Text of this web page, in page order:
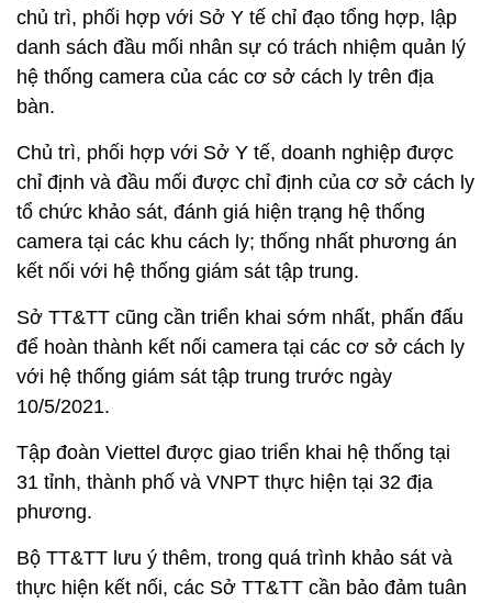
chủ trì, phối hợp với Sở Y tế chỉ đạo tổng hợp, lập
danh sách đầu mối nhân sự có trách nhiệm quản lý
hệ thống camera của các cơ sở cách ly trên địa
bàn.
Chủ trì, phối hợp với Sở Y tế, doanh nghiệp được
chỉ định và đầu mối được chỉ định của cơ sở cách ly
tổ chức khảo sát, đánh giá hiện trạng hệ thống
camera tại các khu cách ly; thống nhất phương án
kết nối với hệ thống giám sát tập trung.
Sở TT&TT cũng cần triển khai sớm nhất, phấn đấu
để hoàn thành kết nối camera tại các cơ sở cách ly
với hệ thống giám sát tập trung trước ngày
10/5/2021.
Tập đoàn Viettel được giao triển khai hệ thống tại
31 tỉnh, thành phố và VNPT thực hiện tại 32 địa
phương.
Bộ TT&TT lưu ý thêm, trong quá trình khảo sát và
thực hiện kết nối, các Sở TT&TT cần bảo đảm tuân